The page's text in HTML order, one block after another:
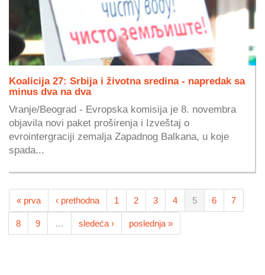
Koalicija 27: Srbija i životna sredina - napredak sa
minus dva na dva
Vranje/Beograd - Evropska komisija je 8. novembra
objavila novi paket proširenja i Izveštaj o
evrointergraciji zemalja Zapadnog Balkana, u koje
spada...
« prva ‹ prethodna 1 2 3 4 5 6 7
8 9 … sledeća › poslednja »